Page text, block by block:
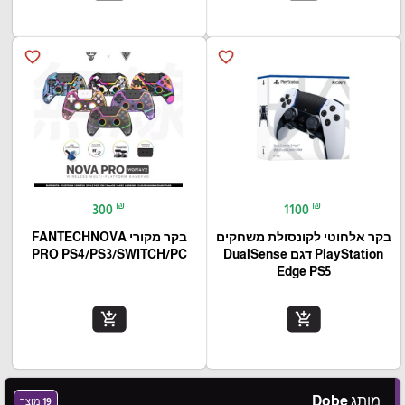
favorite_border
1100 ₪
בקר אלחוטי לקונסולת משחקים
PlayStation דגם DualSense
Edge PS5
add_shopping_cart
favorite_border
300 ₪
בקר מקורי FANTECHNOVA
PRO PS4/PS3/SWITCH/PC
add_shopping_cart
מותג Dobe 19 מוצר